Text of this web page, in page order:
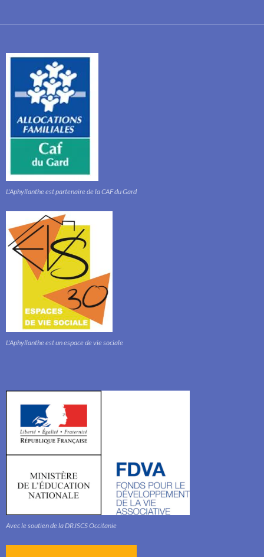
L'Aphyllanthe est partenaire de la CAF du Gard
L'Aphyllanthe est un espace de vie sociale
Avec le soutien de la DRJSCS Occitanie